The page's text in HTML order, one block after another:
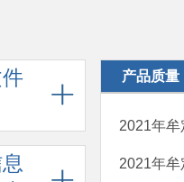
产品质量
2021年牟
2021年牟